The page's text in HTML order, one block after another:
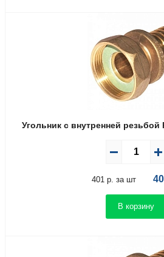
Угольник с внутренней резьбой
401 р. за шт
В корзину